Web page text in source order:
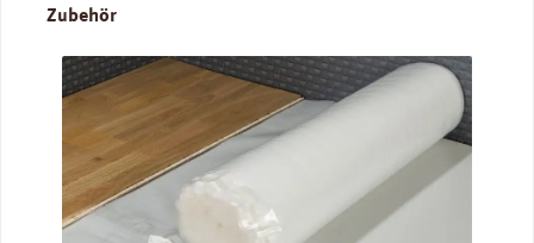
Produktgalerie überspringen
Zubehör